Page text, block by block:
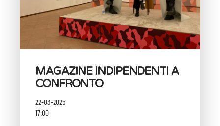
MAGAZINE INDIPENDENTI A
CONFRONTO
22-03-2025
17:00